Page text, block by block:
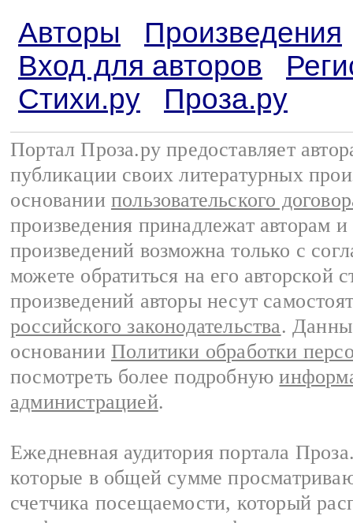
Авторы
Произведения
Вход для авторов
Стихи.ру
Проза.ру
Портал Проза.ру предоставляет
публикации своих литературных
основании пользовательского
произведения принадлежат авторам
произведений возможна только с
можете обратиться на его авторской
произведений авторы несут
российского законодательства.
основании Политики обработки
посмотреть более подробную
администрацией.
Ежедневная аудитория портала
которые в общей сумме
счетчика посещаемости, который